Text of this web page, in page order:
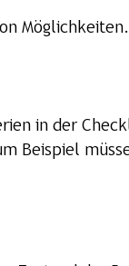
Möglichkeiten.
in der
Beispiel